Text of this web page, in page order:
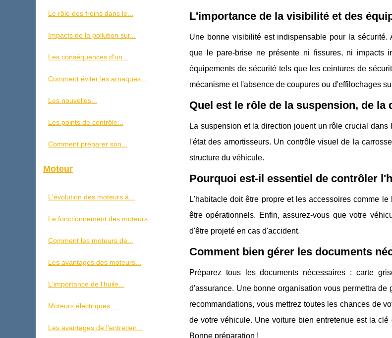
L'importance de la visibilité et des
Une bonne visibilité est indispensable pour la sécurité.
que le pare-brise ne présente ni fissures, ni impacts
équipements de sécurité tels que les ceintures de
mécanisme et l'absence de coupures ou d'effilochages
Quel est le rôle de la suspension, de
La suspension et la direction jouent un rôle crucial
l'état des amortisseurs. Un contrôle visuel de la
structure du véhicule.
Pourquoi est-il essentiel de contrôler
L'habitacle doit être propre et les accessoires comme
être opérationnels. Enfin, assurez-vous que votre
d'être projeté en cas d'accident.
Comment bien gérer les documents
Préparez tous les documents nécessaires : carte
d'assurance. Une bonne organisation vous permettra
recommandations, vous mettrez toutes les chances de
de votre véhicule. Une voiture bien entretenue est la
Bonne préparation !
Le rôle des freins dans le...
Impacts de la pollution sur...
Les conséquences d'un...
Comment éviter les arnaques...
Les nouvelles...
Les points de contrôle...
Comment préparer son...
Moteur
L'évolution des moteurs à...
Le fonctionnement des moteurs...
Comment les moteurs de...
Les avantages des moteurs...
L'importance de l'huile...
Moteurs électriques :...
Les avantages de l'entretien...